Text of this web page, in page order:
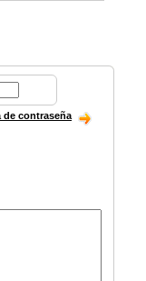
de contraseña